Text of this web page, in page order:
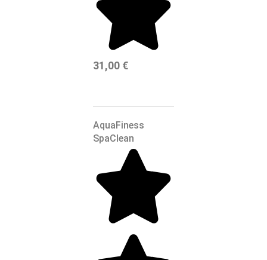
31,00 €
AquaFiness
SpaClean